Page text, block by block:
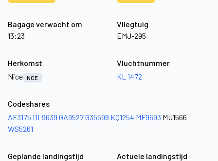
Bagage verwacht om
13:23
Vliegtuig
EMJ-295
Herkomst
Nice NCE
Vluchtnummer
KL 1472
Codeshares
AF3175 DL9639 GA9527G35598 KQ1254 MF9693 MU1566
WS5261
Geplande landingstijd
Actuele landingstijd